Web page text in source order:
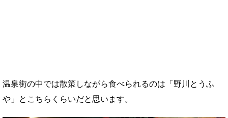
温泉街の中では散策しながら食べられるのは「野川とうふ
や」とこちらくらいだと思います。